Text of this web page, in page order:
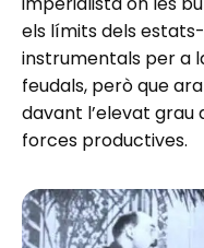
els límits dels
instrumentals per a
feudals, però que
davant l’elevat grau
forces productives.